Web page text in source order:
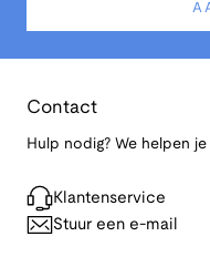
Contact
Hulp nodig? We helpen
Klantenservice
Stuur een e-mail